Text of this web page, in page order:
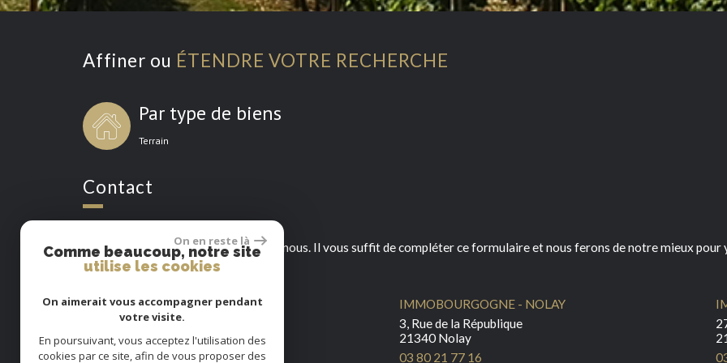
Affiner ou ÉTENDRE VOTRE RECHERCHE
Par type de biens
Terrain
Contact
Pour toutes informations, contactez nous. Il vous suffit de compléter ce formulaire et nous ferons de notre mieux pour
IMMOBOURGOGNE - BEAUNE
17, Rue du Chateau
21200 Beaune
03 80 22 48 34
IMMOBOURGOGNE - NOLAY
3, Rue de la République
21340 Nolay
03 80 21 77 16
On en reste là
Comme beaucoup, notre site
utilise les cookies
On aimerait vous accompagner pendant
votre visite.
En poursuivant, vous acceptez l'utilisation des
cookies par ce site, afin de vous proposer des